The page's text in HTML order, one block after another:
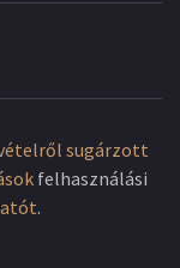
sugárzott
felhasználási
.